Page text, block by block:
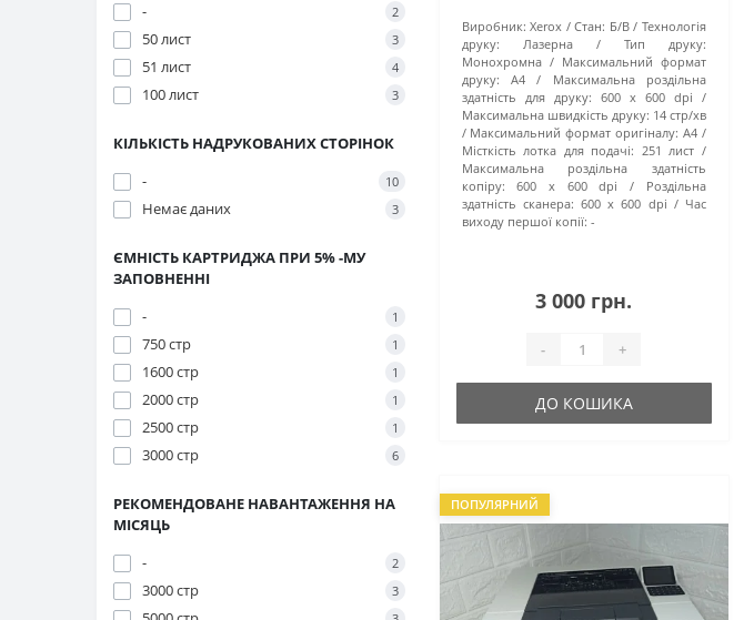
-
2
50 лист 3
51 лист 4
100 лист 3
КІЛЬКІСТЬ НАДРУКОВАНИХ СТОРІНОК
-
10
Немає даних 3
ЄМНІСТЬ КАРТРИДЖА ПРИ 5% -МУ
ЗАПОВНЕННІ
-
1
750 стр 1
1600 стр 1
2000 стр 1
2500 стр 1
3000 стр 6
РЕКОМЕНДОВАНЕ НАВАНТАЖЕННЯ НА
МІСЯЦЬ
-
2
3000 стр 3
Виробник: Xerox Стан: Б/В
Технологія
друку:
Лазерна
Тип друку:
Монохромна
Максимальний формат
друку:
A4
Максимальна роздільна
здатність для друку: 600 x 600 dpi
Максимальна швидкість друку: 14 стр/хв
Максимальний формат оригіналу: А4
Місткість лотка для подачі: 251 лист
Максимальна роздільна здатність
копіру:
600 х 600 dpi
Роздільна
здатність сканера: 600 x 600 dpi
Час
виходу першої копії: -
3 000 грн.
- +
ДО КОШИКА
ПОПУЛЯРНИЙ